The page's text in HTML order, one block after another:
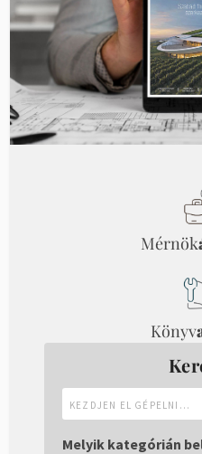
Mérnök
Könyv
Melyik kategórián